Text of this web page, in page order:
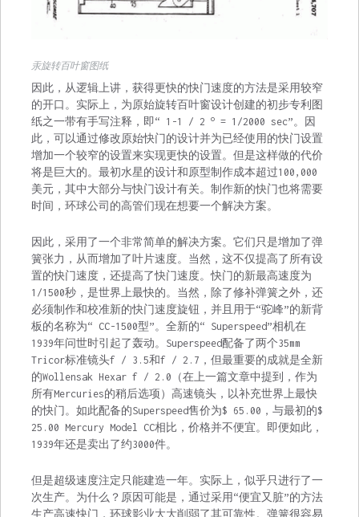
汞旋转百叶窗图纸
因此，从逻辑上讲，获得更快的快门速度的方法是采用较窄
的开口。实际上，为原始旋转百叶窗设计创建的初步专利图
纸之一带有手写注释，即“ 1-1 / 2
o= 1/2000 sec”。因
此，可以通过修改原始快门的设计并为已经使用的快门设置
增加一个较窄的设置来实现更快的设置。但是这样做的代价
将是巨大的。最初水星的设计和原型制作成本超过100,000
美元，其中大部分与快门设计有关。制作新的快门也将需要
时间，环球公司的高管们现在想要一个解决方案。
因此，采用了一个非常简单的解决方案。它们只是增加了弹
簧张力，从而增加了叶片速度。当然，这不仅提高了所有设
置的快门速度，还提高了快门速度。快门的新最高速度为
1/1500秒，是世界上最快的。当然，除了修补弹簧之外，还
必须制作和校准新的快门速度旋钮，并且用于“驼峰”的新背
板的名称为“ CC-1500型”。全新的“ Superspeed”相机在
1939年问世时引起了轰动。Superspeed配备了两个35mm
Tricor标准镜头f / 3.5和f / 2.7，但最重要的成就是全新
的Wollensak Hexar f / 2.0（在上一篇文章中提到，作为
所有Mercuries的稍后选项）高速镜头，以补充世界上最快
的快门。如此配备的Superspeed售价为$ 65.00，与最初的$
25.00 Mercury Model CC相比，价格并不便宜。即便如此，
1939年还是卖出了约3000件。
但是超级速度注定只能建造一年。实际上，似乎只进行了一
次生产。为什么？原因可能是，通过采用“便宜又脏”的方法
生产高速快门，环球影业大大削弱了其可靠性。弹簧很容易